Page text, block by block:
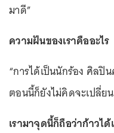
มาดี”
ความฝันของเราคืออะไร
“การได้เป็นนักร้อง ศิลปิ
ตอนนี้ก็ยังไม่คิดจะเปลี่ย
เรามาจุดนี้ก็ถือว่าก้าวไ